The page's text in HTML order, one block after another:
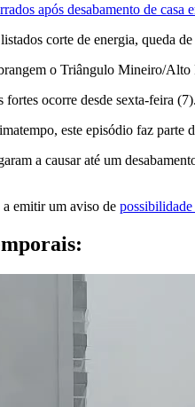
após desabamento de casa
corte de energia, queda
o Triângulo Mineiro/
fortes ocorre desde sexta-feira
este episódio faz
a causar até um
emitir um aviso de